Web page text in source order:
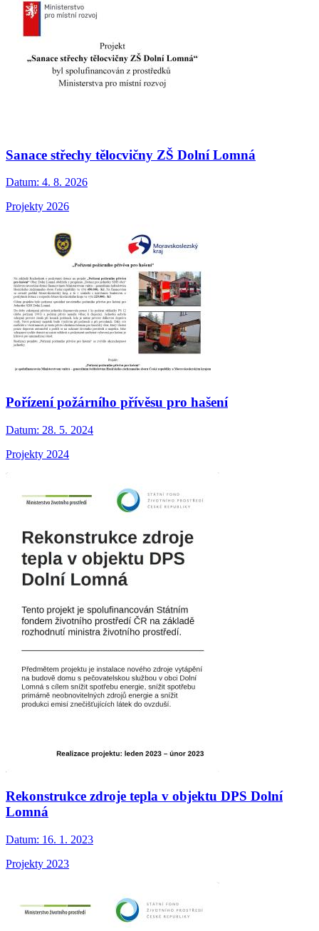
Sanace střechy tělocvičny ZŠ Dolní Lomná
Datum: 4. 8. 2026
Projekty 2026
Pořízení požárního přívěsu pro hašení
Datum: 28. 5. 2024
Projekty 2024
Rekonstrukce zdroje tepla v objektu DPS Dolní
Lomná
Datum: 16. 1. 2023
Projekty 2023